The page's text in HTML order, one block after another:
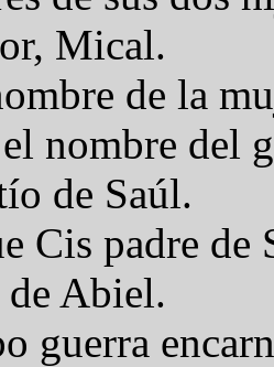
Mical.
de la
nombre del
de Saúl.
Cis padre de
Abiel.
guerra